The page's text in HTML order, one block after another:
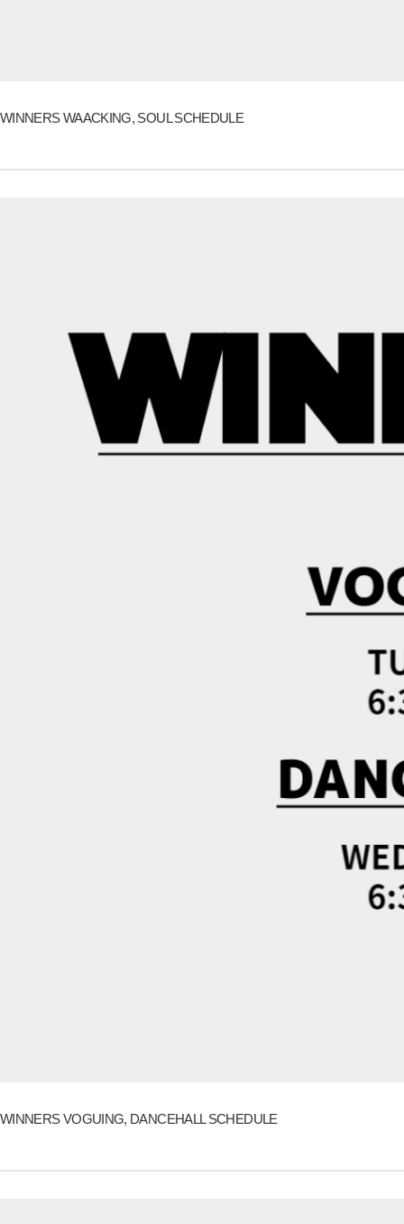
WINNERS WAACKING, SOUL SCHEDULE
WINNERS VOGUING, DANCEHALL SCHEDULE